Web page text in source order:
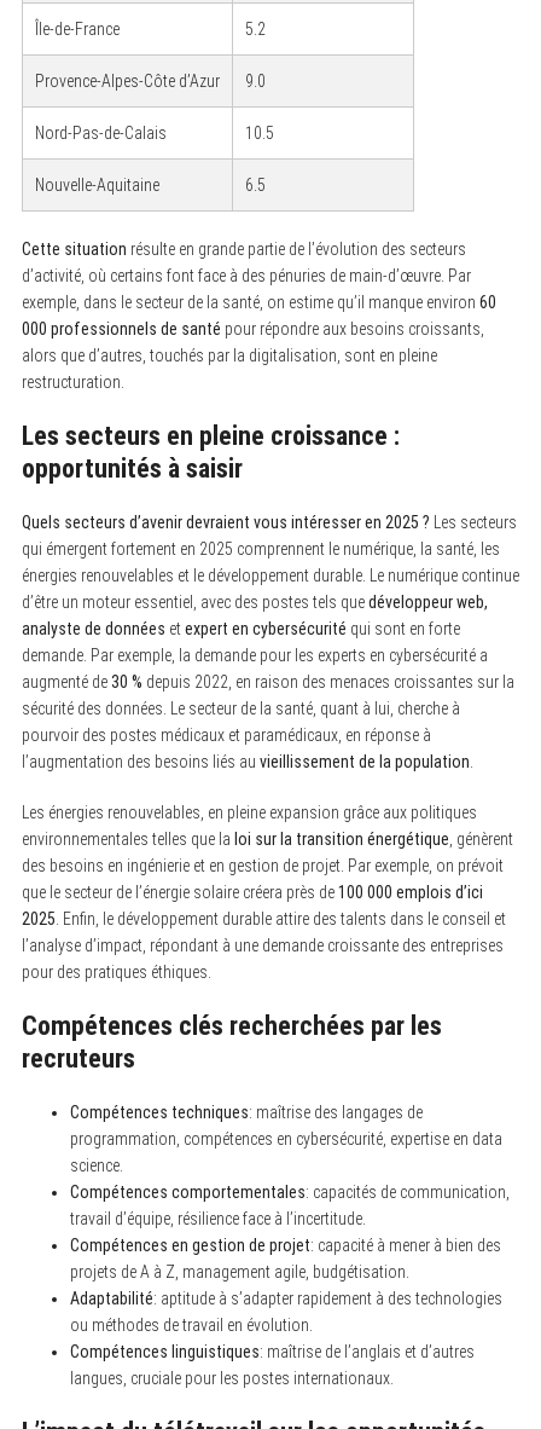
Île-de-France 5.2
Provence-Alpes-Côte d’Azur 9.0
Nord-Pas-de-Calais 10.5
Nouvelle-Aquitaine 6.5
Cette situation résulte en grande partie de l’évolution des secteurs
d’activité, où certains font face à des pénuries de main-d’œuvre. Par
exemple, dans le secteur de la santé, on estime qu’il manque environ 60
000 professionnels de santé pour répondre aux besoins croissants,
alors que d’autres, touchés par la digitalisation, sont en pleine
restructuration.
Les secteurs en pleine croissance :
opportunités à saisir
Quels secteurs d’avenir devraient vous intéresser en 2025 ? Les secteurs
qui émergent fortement en 2025 comprennent le numérique, la santé, les
énergies renouvelables et le développement durable. Le numérique continue
d’être un moteur essentiel, avec des postes tels quedéveloppeur web,
analyste de données etexpert en cybersécurité qui sont en forte
demande. Par exemple, la demande pour les experts en cybersécurité a
augmenté de30 % depuis 2022, en raison des menaces croissantes sur la
sécurité des données. Le secteur de la santé, quant à lui, cherche à
pourvoir des postes médicaux et paramédicaux, en réponse à
l’augmentation des besoins liés au vieillissement de la population
Les énergies renouvelables, en pleine expansion grâce aux politiques
environnementales telles que la loi sur la transition énergétique , génèrent
des besoins en ingénierie et en gestion de projet. Par exemple, on prévoit
que le secteur de l’énergie solaire créera près de100 000 emplois d’ici
2025 . Enfin, le développement durable attire des talents dans le conseil et
l’analyse d’impact, répondant à une demande croissante des entreprises
pour des pratiques éthiques.
Compétences clés recherchées par les
recruteurs
Compétences techniques: maîtrise des langages de
programmation, compétences en cybersécurité, expertise en data
science.
Compétences comportementales: capacités de communication,
travail d’équipe, résilience face à l’incertitude.
Compétences en gestion de projet: capacité à mener à bien des
projets de A à Z, management agile, budgétisation.
Adaptabilité: aptitude à s’adapter rapidement à des technologies
ou méthodes de travail en évolution.
Compétences linguistiques: maîtrise de l’anglais et d’autres
langues, cruciale pour les postes internationaux.
S
e
a
r
c
h
r